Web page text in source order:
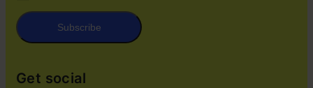
Subscribe
Get social